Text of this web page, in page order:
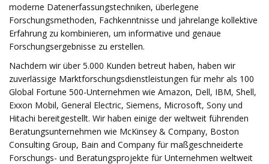
moderne Datenerfassungstechniken, überlegene
Forschungsmethoden, Fachkenntnisse und jahrelange kollektive
Erfahrung zu kombinieren, um informative und genaue
Forschungsergebnisse zu erstellen.
Nachdem wir über 5.000 Kunden betreut haben, haben wir
zuverlässige Marktforschungsdienstleistungen für mehr als 100
Global Fortune 500-Unternehmen wie Amazon, Dell, IBM, Shell,
Exxon Mobil, General Electric, Siemens, Microsoft, Sony und
Hitachi bereitgestellt. Wir haben einige der weltweit führenden
Beratungsunternehmen wie McKinsey & Company, Boston
Consulting Group, Bain and Company für maßgeschneiderte
Forschungs- und Beratungsprojekte für Unternehmen weltweit